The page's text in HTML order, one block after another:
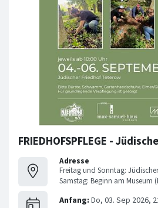
Adresse
Freitag und Sonntag:
Samstag: Beginn am Museum